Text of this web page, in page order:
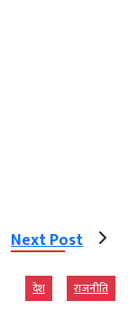
Next Post
देश राजनीति